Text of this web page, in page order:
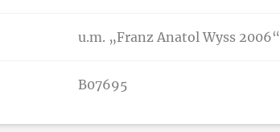
u.m. „Franz Anatol Wyss 2006“
B07695